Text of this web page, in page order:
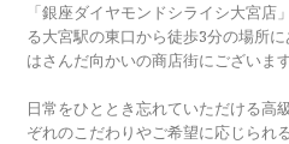
「銀座ダイヤモンドシライシ大宮
る大宮駅の東口から徒歩3分の場所
はさんだ向かいの商店街にございます
日常をひととき忘れていただける高
ぞれのこだわりやご希望に応じられる